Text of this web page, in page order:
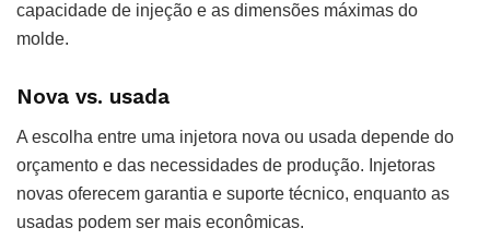
capacidade de injeção e as dimensões máximas do
molde.
Nova vs. usada
A escolha entre uma injetora nova ou usada depende do
orçamento e das necessidades de produção. Injetoras
novas oferecem garantia e suporte técnico, enquanto as
usadas podem ser mais econômicas.